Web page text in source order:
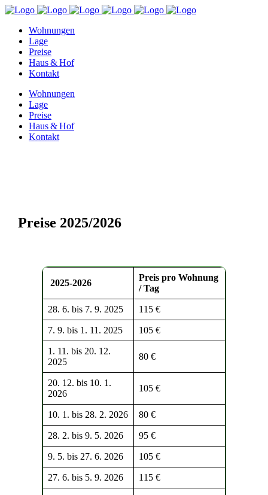
Wohnungen
Lage
Preise
Haus & Hof
Kontakt
Wohnungen
Lage
Preise
Haus & Hof
Kontakt
Preise 2025/2026
2025-2026
Preis pro Wohnung
/ Tag
28. 6. bis 7. 9. 2025 115 €
7. 9. bis 1. 11. 2025 105 €
1. 11. bis 20. 12.
2025
80 €
20. 12. bis 10. 1.
2026
105 €
10. 1. bis 28. 2. 2026 80 €
28. 2. bis 9. 5. 2026 95 €
9. 5. bis 27. 6. 2026 105 €
27. 6. bis 5. 9. 2026 115 €